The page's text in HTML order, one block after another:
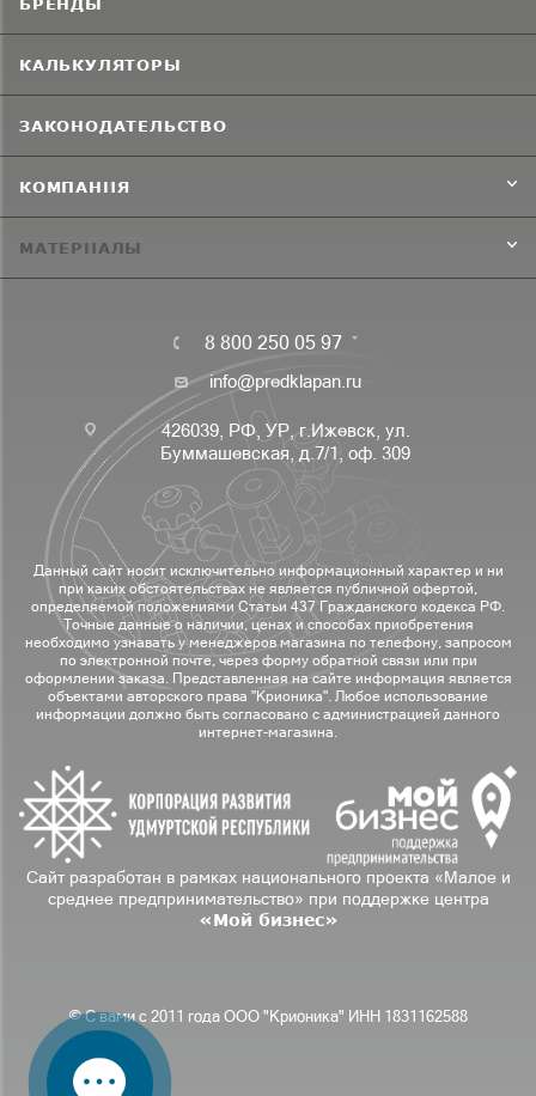
КАЛЬКУЛЯТОРЫ
ЗАКОНОДАТЕЛЬСТВО
КОМПАНИЯ
МАТЕРИАЛЫ
8 800 250 05 97
info@predklapan.ru
426039, РФ, УР, г.Ижевск, ул.
Буммашевская, д.7/1, оф. 309
Данный сайт носит исключительно информационный характер и ни
при каких обстоятельствах не является публичной офертой,
определяемой положениями Статьи 437 Гражданского кодекса РФ.
Точные данные о наличии, ценах и способах приобретения
необходимо узнавать у менеджеров магазина по телефону, запросом
по электронной почте, через форму обратной связи или при
оформлении заказа. Представленная на сайте информация является
объектами авторского права "Крионика". Любое использование
информации должно быть согласовано с администрацией данного
интернет-магазина.
Сайт разработан в рамках национального проекта «Малое и
среднее предпринимательство» при поддержке центра
«Мой бизнес»
© С вами с 2011 года ООО "Крионика" ИНН 1831162588